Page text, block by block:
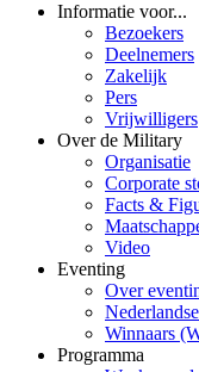
Informatie voor...
Bezoekers
Deelnemers
Zakelijk
Pers
Vrijwilligers
Over de Military
Organisatie
Corporate
Facts &
Video
Eventing
Over
Winnaars
Programma